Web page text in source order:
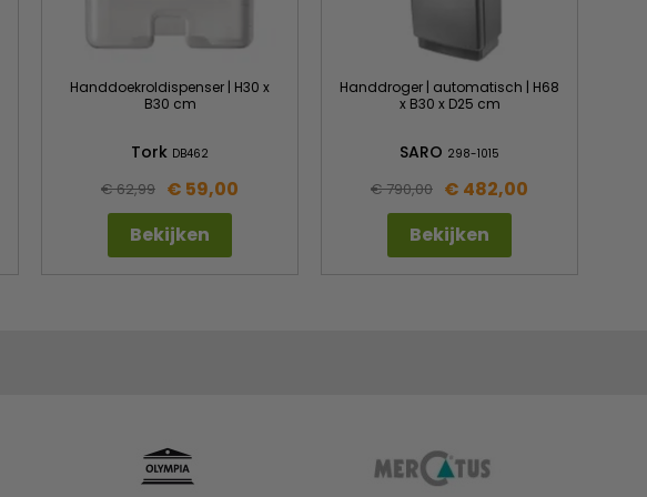
Handdoekroldispenser | H30 x
B30 cm
Tork DB462
€ 62,99 € 59,00
Bekijken
Handdroger | automatisch | H68
x B30 x D25 cm
SARO 298-1015
€ 790,00 € 482,00
Bekijken